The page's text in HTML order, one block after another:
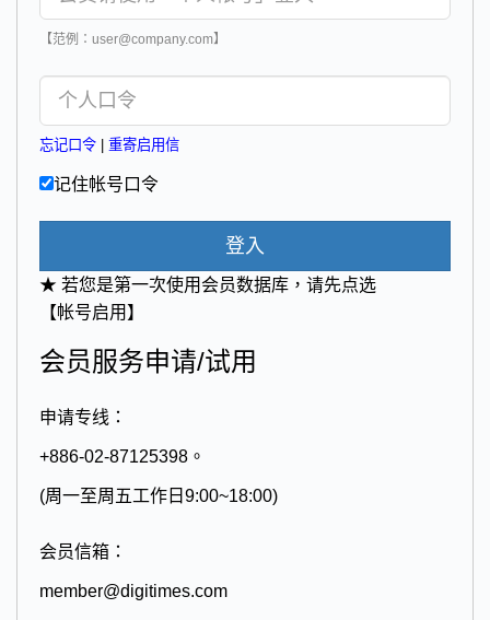
【范例：user@company.com】
忘记口令 重寄启用信
记住帐号口令
登入
★ 若您是第一次使用会员数据库，请先点选
【帐号启用】
会员服务申请/试用
申请专线：
+886-02-87125398。
(周一至周五工作日9:00~18:00)
会员信箱：
member@digitimes.com